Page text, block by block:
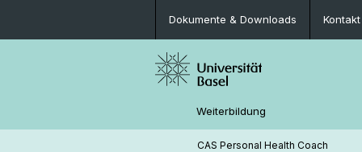
Dokumente & Downloads Kontakt
Weiterbildung
CAS Personal Health Coach